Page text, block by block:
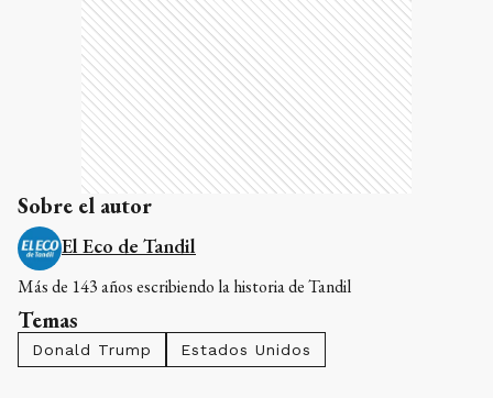
Sobre el autor
El Eco de Tandil
Más de 143 años escribiendo la historia de Tandil
Temas
Donald Trump Estados Unidos